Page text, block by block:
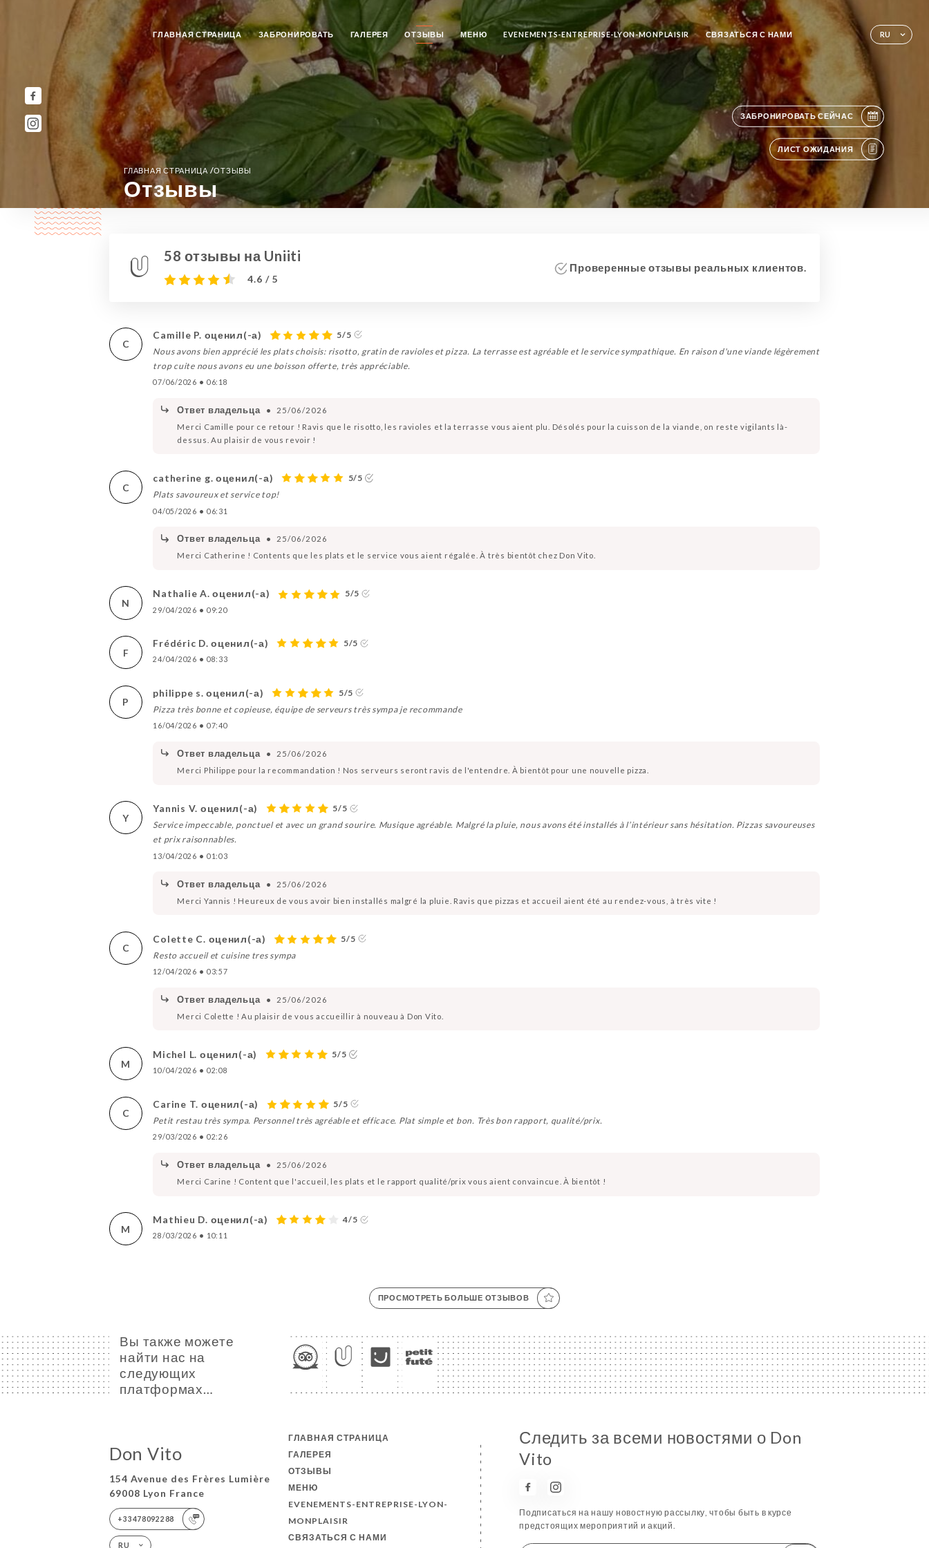
RU
ГЛАВНАЯ СТРАНИЦА ЗАБРОНИРОВАТЬ ГАЛЕРЕЯ ОТЗЫВЫ МЕНЮ EVENEMENTS-ENTREPRISE-LYON-MONPLAISIR СВЯЗАТЬСЯ С НАМИ
ЗАБРОНИРОВАТЬ СЕЙЧАС
ЛИСТ ОЖИДАНИЯ
ГЛАВНАЯ СТРАНИЦА /ОТЗЫВЫ
Отзывы
58 отзывы на Uniiti
4.6 / 5
Проверенные отзывы реальных клиентов.
C
Camille P. оценил(-а)
5/5
Nous avons bien apprécié les plats choisis: risotto, gratin de ravioles et pizza. La terrasse est agréable et le service sympathique. En raison d'une viande légèrement
trop cuite nous avons eu une boisson offerte, très appréciable.
07/06/2026 • 06:18
Ответ владельца •
25/06/2026
Merci Camille pour ce retour ! Ravis que le risotto, les ravioles et la terrasse vous aient plu. Désolés pour la cuisson de la viande, on reste vigilants là-
dessus. Au plaisir de vous revoir !
C
catherine g. оценил(-а)
5/5
Plats savoureux et service top!
04/05/2026 • 06:31
Ответ владельца •
25/06/2026
Merci Catherine ! Contents que les plats et le service vous aient régalée. À très bientôt chez Don Vito.
N
Nathalie A. оценил(-а) 5/5
29/04/2026 • 09:20
F
Frédéric D. оценил(-а) 5/5
24/04/2026 • 08:33
P
philippe s. оценил(-а)
5/5
Pizza très bonne et copieuse, équipe de serveurs très sympa je recommande
16/04/2026 • 07:40
Ответ владельца •
25/06/2026
Merci Philippe pour la recommandation ! Nos serveurs seront ravis de l'entendre. À bientôt pour une nouvelle pizza.
Y
Yannis V. оценил(-а)
5/5
Service impeccable, ponctuel et avec un grand sourire. Musique agréable. Malgré la pluie, nous avons été installés à l’intérieur sans hésitation. Pizzas savoureuses
et prix raisonnables.
13/04/2026 • 01:03
Ответ владельца •
25/06/2026
Merci Yannis ! Heureux de vous avoir bien installés malgré la pluie. Ravis que pizzas et accueil aient été au rendez-vous, à très vite !
C
Colette C. оценил(-а)
5/5
Resto accueil et cuisine tres sympa
12/04/2026 • 03:57
Ответ владельца •
25/06/2026
Merci Colette ! Au plaisir de vous accueillir à nouveau à Don Vito.
M
Michel L. оценил(-а) 5/5
10/04/2026 • 02:08
C
Carine T. оценил(-а)
5/5
Petit restau très sympa. Personnel très agréable et efficace. Plat simple et bon. Très bon rapport, qualité/prix.
29/03/2026 • 02:26
Ответ владельца •
25/06/2026
Merci Carine ! Content que l'accueil, les plats et le rapport qualité/prix vous aient convaincue. À bientôt !
M
Mathieu D. оценил(-а) 4/5
28/03/2026 • 10:11
ПРОСМОТРЕТЬ БОЛЬШЕ ОТЗЫВОВ
Вы также можете
найти нас на
следующих
платформах…
Don Vito
154 Avenue des Frères Lumière
69008 Lyon France
+33478092288
RU
ГЛАВНАЯ СТРАНИЦА
ГАЛЕРЕЯ
ОТЗЫВЫ
МЕНЮ
EVENEMENTS-ENTREPRISE-LYON-
MONPLAISIR
СВЯЗАТЬСЯ С НАМИ
Следить за всеми новостями о Don
Vito
Подписаться на нашу новостную рассылку, чтобы быть в курсе
предстоящих мероприятий и акций.